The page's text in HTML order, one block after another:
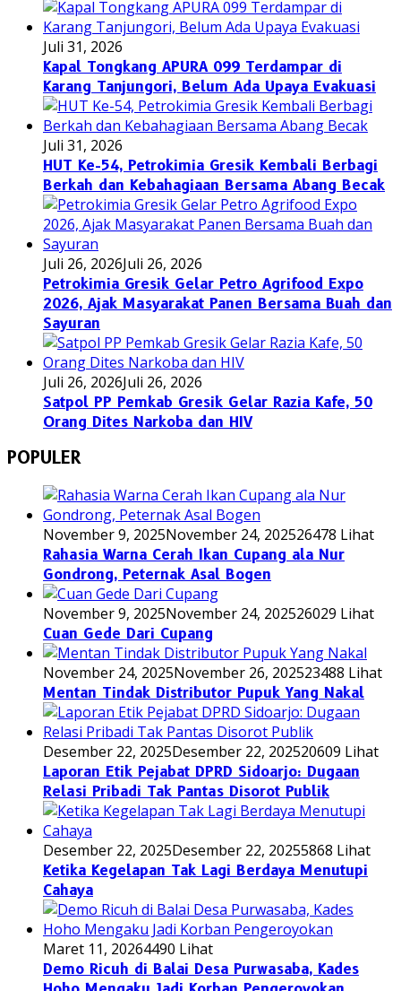
Juli 31, 2026
Kapal Tongkang APURA 099 Terdampar di
Karang Tanjungori, Belum Ada Upaya Evakuasi
Juli 31, 2026
HUT Ke-54, Petrokimia Gresik Kembali Berbagi
Berkah dan Kebahagiaan Bersama Abang Becak
Juli 26, 2026Juli 26, 2026
Petrokimia Gresik Gelar Petro Agrifood Expo
2026, Ajak Masyarakat Panen Bersama Buah dan
Sayuran
Juli 26, 2026Juli 26, 2026
Satpol PP Pemkab Gresik Gelar Razia Kafe, 50
Orang Dites Narkoba dan HIV
POPULER
November 9, 2025November 24, 202526478 Lihat
Rahasia Warna Cerah Ikan Cupang ala Nur
Gondrong, Peternak Asal Bogen
November 9, 2025November 24, 202526029 Lihat
Cuan Gede Dari Cupang
November 24, 2025November 26, 202523488 Lihat
Mentan Tindak Distributor Pupuk Yang Nakal
Desember 22, 2025Desember 22, 202520609 Lihat
Laporan Etik Pejabat DPRD Sidoarjo: Dugaan
Relasi Pribadi Tak Pantas Disorot Publik
Desember 22, 2025Desember 22, 20255868 Lihat
Ketika Kegelapan Tak Lagi Berdaya Menutupi
Cahaya
Maret 11, 20264490 Lihat
Demo Ricuh di Balai Desa Purwasaba, Kades